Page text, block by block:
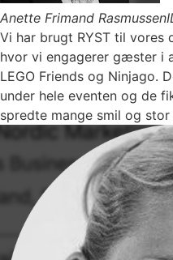
Anette Frimand Rasmussen
Vi har brugt RYST til vores
hvor vi engagerer gæster i
LEGO Friends og Ninjago.
under hele eventen og de
spredte mange smil og